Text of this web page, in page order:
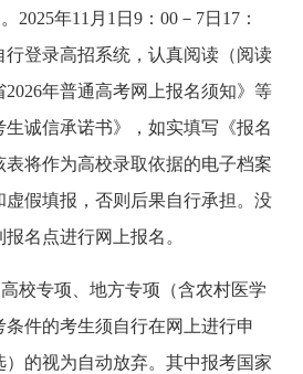
2025年11月1日9：00－7日17：
行登录高招系统，认真阅读（阅读
年普通高考网上报名须知》等
诚信承诺书》，如实填写《报名
将作为高校录取依据的电子档案
假填报，否则后果自行承担。没
名点进行网上报名。
校专项、地方专项（含农村医学
件的考生须自行在网上进行申
的视为自动放弃。其中报考国家